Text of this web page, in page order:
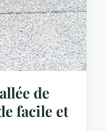
de
facile et